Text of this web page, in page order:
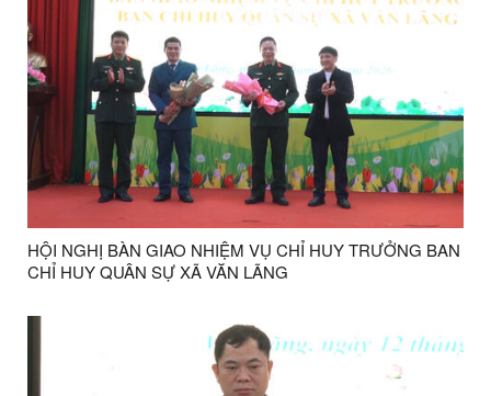
HỘI NGHỊ BÀN GIAO NHIỆM VỤ CHỈ HUY TRƯỞNG BAN
CHỈ HUY QUÂN SỰ XÃ VĂN LÃNG